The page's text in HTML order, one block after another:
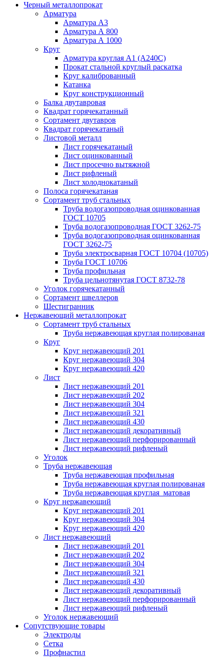
Черный металлопрокат
Арматура
Арматура А3
Арматура А 800
Арматура А 1000
Круг
Арматура круглая А1 (А240C)
Прокат стальной круглый раскатка
Круг калиброванный
Катанка
Круг конструкционный
Балка двутавровая
Квадрат горячекатанный
Сортамент двутавров
Квадрат горячекатаный
Листовой металл
Лист горячекатаный
Лист оцинкованный
Лист просечно вытяжной
Лист рифленый
Лист холоднокатаный
Полоса горячекатаная
Сортамент труб стальных
Труба водогазопроводная оцинкованная
ГОСТ 10705
Труба водогазопроводная ГОСТ 3262-75
Труба водогазопроводная оцинкованная
ГОСТ 3262-75
Труба электросварная ГОСТ 10704 (10705)
Труба ГОСТ 10706
Труба профильная
Труба цельнотянутая ГОСТ 8732-78
Уголок горячекатанный
Сортамент швеллеров
Шестигранник
Нержавеющий металлопрокат
Сортамент труб стальных
Труба нержавеющая круглая полированая
Круг
Круг нержавеющий 201
Круг нержавеющий 304
Круг нержавеющий 420
Лист
Лист нержавеющий 201
Лист нержавеющий 202
Лист нержавеющий 304
Лист нержавеющий 321
Лист нержавеющий 430
Лист нержавеющий декоративный
Лист нержавеющий перфорированный
Лист нержавеющий рифленый
Уголок
Труба нержавеющая
Труба нержавеющая профильная
Труба нержавеющая круглая полированая
Труба нержавеющая круглая матовая
Круг нержавеющий
Круг нержавеющий 201
Круг нержавеющий 304
Круг нержавеющий 420
Лист нержавеющий
Лист нержавеющий 201
Лист нержавеющий 202
Лист нержавеющий 304
Лист нержавеющий 321
Лист нержавеющий 430
Лист нержавеющий декоративный
Лист нержавеющий перфорированный
Лист нержавеющий рифленый
Уголок нержавеющий
Cопутствующие товары
Электроды
Сетка
Профнастил